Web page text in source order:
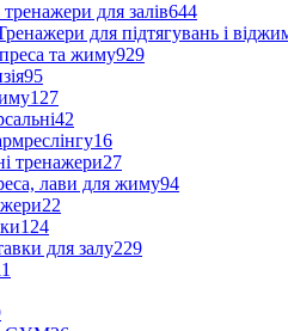
для залів644
для підтягувань і
та жиму929
95
127
42
16
тренажери27
лави для жиму94
22
124
для залу229